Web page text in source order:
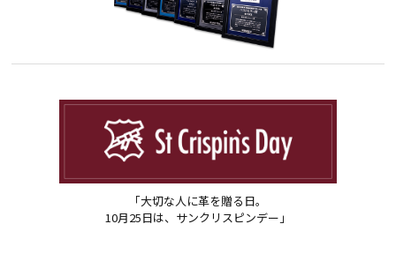
「大切な人に革を贈る日。
10月25日は、サンクリスピンデー」